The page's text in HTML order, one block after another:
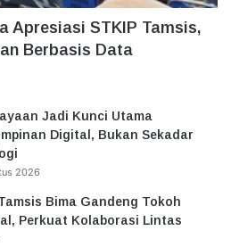
Apresiasi STKIP Tamsis,
Berbasis Data
Jadi Kunci Utama
Digital, Bukan Sekadar
2026
Bima Gandeng Tokoh
Perkuat Kolaborasi Lintas